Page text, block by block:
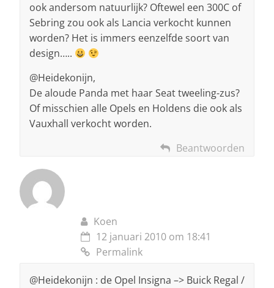
ook andersom natuurlijk? Oftewel een 300C of
Sebring zou ook als Lancia verkocht kunnen
worden? Het is immers eenzelfde soort van
design…..
@Heidekonijn,
De aloude Panda met haar Seat tweeling-zus?
Of misschien alle Opels en Holdens die ook als
Vauxhall verkocht worden.
Beantwoorden
Koen
12 januari 2010 om 18:41
Permalink
@Heidekonijn : de Opel Insigna –> Buick Regal /